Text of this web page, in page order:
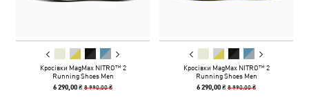
Кросівки MagMax NITRO™ 2
Running Shoes Men
6 290,00 ₴8 990,00 ₴
Кросівки MagMax NITRO™ 2
Running Shoes Men
6 290,00 ₴8 990,00 ₴